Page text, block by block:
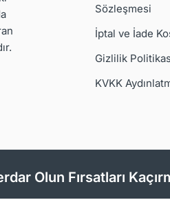
Sözleşmesi
İptal ve İade
Gizlilik
KVKK
Olun Fırsatları